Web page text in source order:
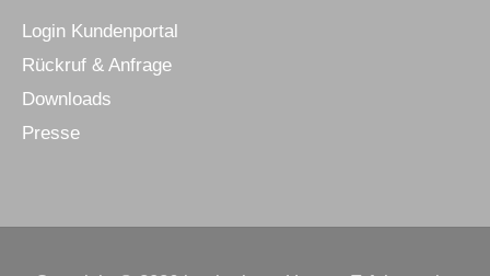
Login Kundenportal
Rückruf & Anfrage
Downloads
Presse